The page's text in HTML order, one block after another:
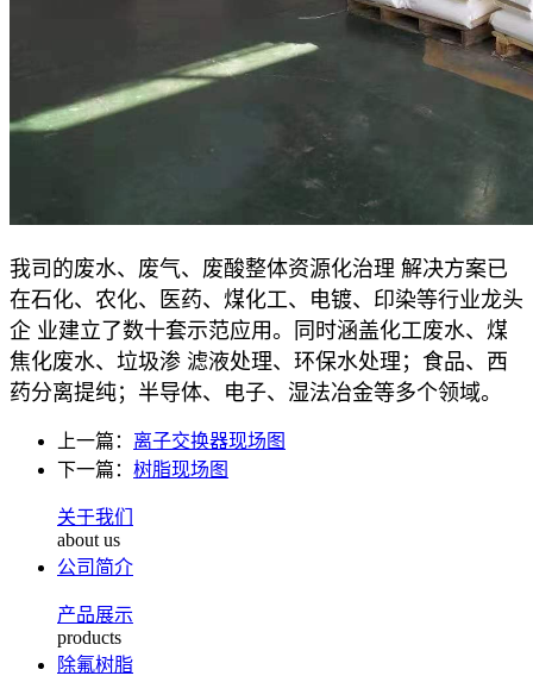
我司的废水、废气、废酸整体资源化治理 解决方案已
在石化、农化、医药、煤化工、电镀、印染等行业龙头
企 业建立了数十套示范应用。同时涵盖化工废水、煤
焦化废水、垃圾渗 滤液处理、环保水处理；食品、西
药分离提纯；半导体、电子、湿法冶金等多个领域。
上一篇： 离子交换器现场图
下一篇： 树脂现场图
关于我们
about us
公司简介
产品展示
products
除氟树脂